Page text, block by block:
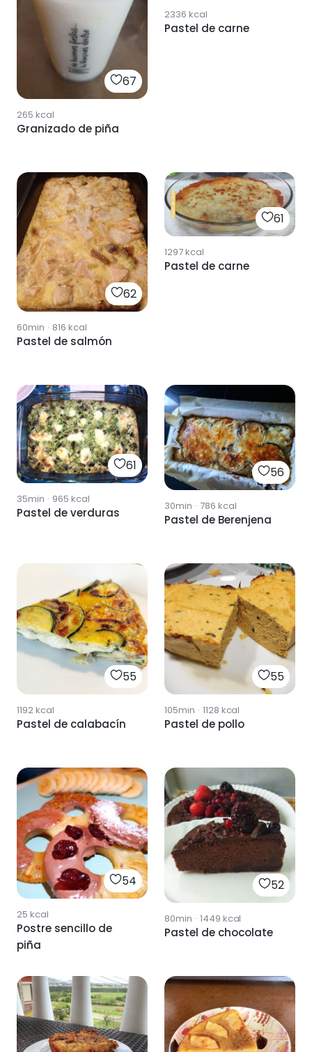
67
265 kcal
Granizado de piña
2336 kcal
Pastel de carne
62
60min · 816 kcal
Pastel de salmón
61
1297kcal
Pastel de carne
61
35min · 965 kcal
Pastel de verduras
56
30min · 786 kcal
Pastel de Berenjena
55
1192kcal
Pastel de calabacín
55
105min · 1128 kcal
Pastel de pollo
54
25 kcal
Postre sencillo de
piña
52
80min · 1449 kcal
Pastel de chocolate